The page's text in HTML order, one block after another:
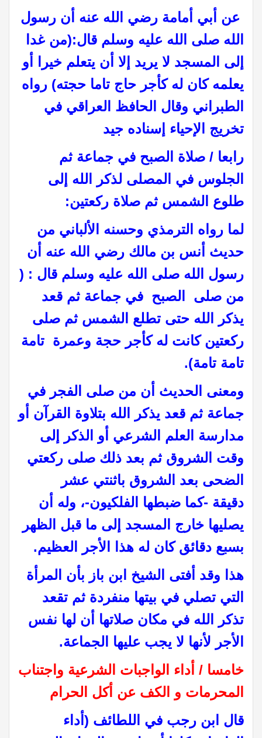
عن أبي أمامة رضي الله عنه أن رسول
الله صلى الله عليه وسلم قال:(من غدا
إلى المسجد لا يريد إلا أن يتعلم خيرا أو
يعلمه كان له كأجر حاج تاما حجته) رواه
الطبراني وقال الحافظ العراقي في
تخريج الإحياء إسناده جيد
رابعا / صلاة الصبح في جماعة ثم
الجلوس في المصلى لذكر الله إلى
طلوع الشمس ثم صلاة ركعتين:
لما رواه الترمذي وحسنه الألباني من
حديث أنس بن مالك رضي الله عنه أن
رسول الله صلى الله عليه وسلم قال : (
‏من صلى ‏ ‏الصبح ‏ ‏في جماعة ثم قعد
يذكر الله حتى تطلع الشمس ثم صلى
ركعتين كانت له كأجر حجة وعمرة ‏ ‏تامة
تامة تامة).
ومعنى الحديث أن من صلى الفجر في
جماعة ثم قعد يذكر الله بتلاوة القرآن أو
مدارسة العلم الشرعي أو الذكر إلى
وقت الشروق ثم بعد ذلك صلى ركعتي
الضحى بعد الشروق باثنتي عشر
دقيقة -كما ضبطها الفلكيون-، وله أن
يصليها خارج المسجد إلى ما قبل الظهر
بسبع دقائق كان له هذا الأجر العظيم.
هذا وقد أفتى الشيخ ابن باز بأن المرأة
التي تصلي في بيتها منفردة ثم تقعد
تذكر الله في مكان صلاتها أن لها نفس
الأجر لأنها لا يجب عليها الجماعة.
خامسا / أداء الواجبات الشرعية واجتناب
المحرمات و الكف عن أكل الحرام
قال ابن رجب في اللطائف (أداء